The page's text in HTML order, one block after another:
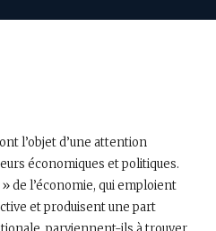
l’objet d’une attention
économiques et politiques.
de l’économie, qui emploient
et produisent une part